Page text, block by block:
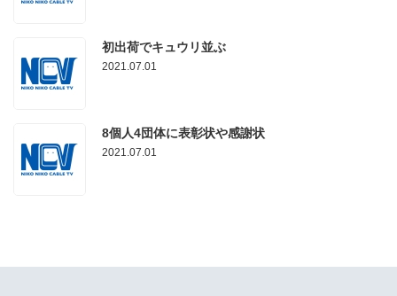
初出荷でキュウリ並ぶ
2021.07.01
8個人4団体に表彰状や感謝状
2021.07.01